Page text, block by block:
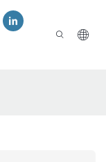
ЗАДАВАЕМЫЕ